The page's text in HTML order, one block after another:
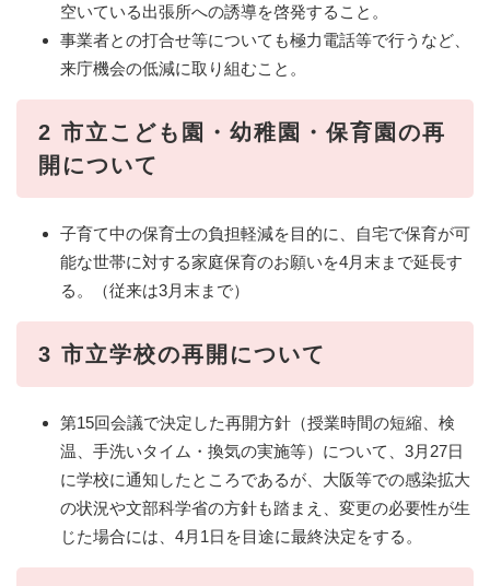
空いている出張所への誘導を啓発すること。
事業者との打合せ等についても極力電話等で行うなど、
来庁機会の低減に取り組むこと。
2 市立こども園・幼稚園・保育園の再
開について
子育て中の保育士の負担軽減を目的に、自宅で保育が可
能な世帯に対する家庭保育のお願いを4月末まで延長す
る。（従来は3月末まで）
3 市立学校の再開について
第15回会議で決定した再開方針（授業時間の短縮、検
温、手洗いタイム・換気の実施等）について、3月27日
に学校に通知したところであるが、大阪等での感染拡大
の状況や文部科学省の方針も踏まえ、変更の必要性が生
じた場合には、4月1日を目途に最終決定をする。